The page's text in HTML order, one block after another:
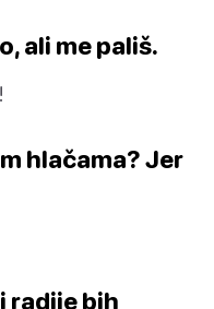
ali me pališ.
hlačama? Jer
radije bih